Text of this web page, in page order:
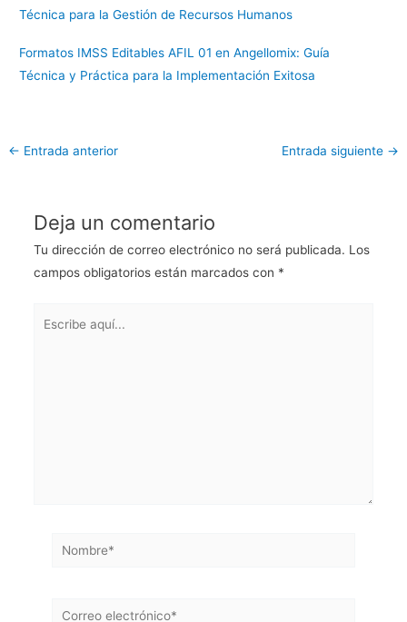
Técnica para la Gestión de Recursos Humanos
Formatos IMSS Editables AFIL 01 en Angellomix: Guía
Técnica y Práctica para la Implementación Exitosa
← Entrada anterior Entrada siguiente →
Deja un comentario
Tu dirección de correo electrónico no será publicada. Los
campos obligatorios están marcados con *
Nombre*
Correo